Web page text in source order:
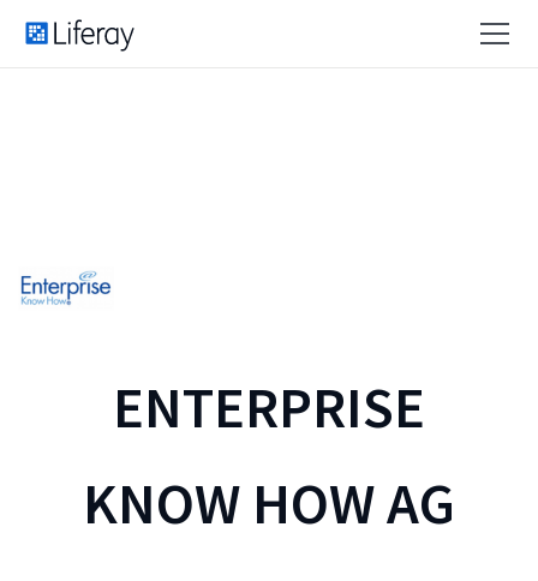
ENTERPRISE
KNOW HOW AG